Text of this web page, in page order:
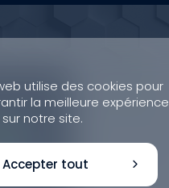
utilise des cookies pour
la meilleure expérience
notre site.
Accepter tout